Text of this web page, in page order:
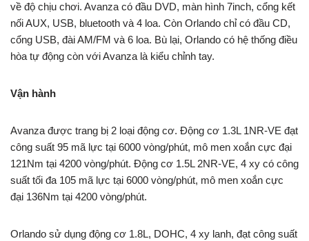
về độ chịu chơi. Avanza có đầu DVD, màn hình 7inch, cổng kết
nối AUX, USB, bluetooth và 4 loa. Còn Orlando chỉ có đầu CD,
cổng USB, đài AM/FM và 6 loa. Bù lại, Orlando có hệ thống điều
hòa tự động còn với Avanza là kiểu chỉnh tay.
Vận hành
Avanza được trang bị 2 loại động cơ. Động cơ 1.3L 1NR-VE đạt
công suất 95 mã lực tại 6000 vòng/phút, mô men xoắn cực đại
121Nm tại 4200 vòng/phút. Động cơ 1.5L 2NR-VE, 4 xy có công
suất tối đa 105 mã lực tại 6000 vòng/phút, mô men xoắn cực
đại 136Nm tại 4200 vòng/phút.
Orlando sử dụng động cơ 1.8L, DOHC, 4 xy lanh, đạt công suất